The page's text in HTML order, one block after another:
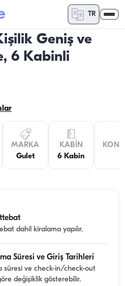
TR
Geniş ve
6 Kabinli
MARKA
Gulet
KABIN
6 Kabin
dahil kiralama yapılır.
Süresi ve Giriş Tarihleri
süresi ve check-in/check-out
değişiklik gösterebilir.